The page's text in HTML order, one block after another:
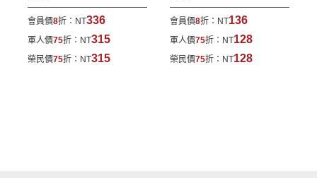
會員價8折： NT336
軍人價75折： NT315
榮民價75折： NT315
會員價8折： NT136
軍人價75折： NT128
榮民價75折： NT128